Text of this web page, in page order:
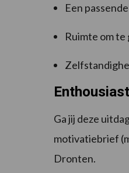
Een
Ruimte om
Enthousiast
Ga jij deze
motivatiebrief
Dronten.